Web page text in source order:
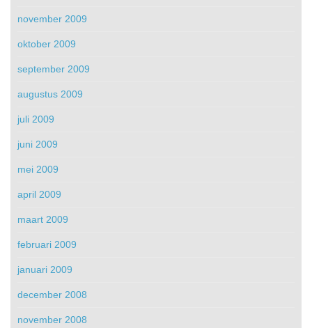
november 2009
oktober 2009
september 2009
augustus 2009
juli 2009
juni 2009
mei 2009
april 2009
maart 2009
februari 2009
januari 2009
december 2008
november 2008